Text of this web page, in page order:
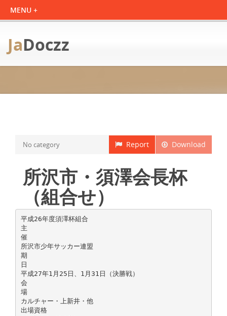
JaDoczz
Download
Report
No category
所沢市・須澤会長杯
（組合せ）
平成26年度須澤杯組合
主
催
所沢市少年サッカー連盟
期
日
平成27年1月25日、1月31日（決勝戦）
会
場
カルチャー・上新井・他
出場資格